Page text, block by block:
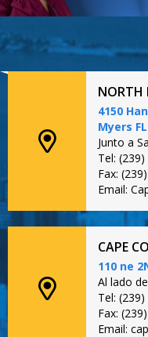
NORTH
4150
Myers
Junto a
Tel:
Fax:
Email:
CAPE
110 ne
Al lado
Tel:
Fax:
Email: